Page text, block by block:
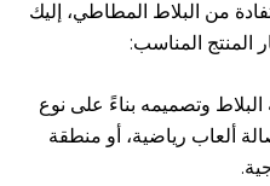
من البلاط المطاطي، إليك
المنتج المناسب:
وتصميمه بناءً على نوع
ألعاب رياضية، أو منطقة